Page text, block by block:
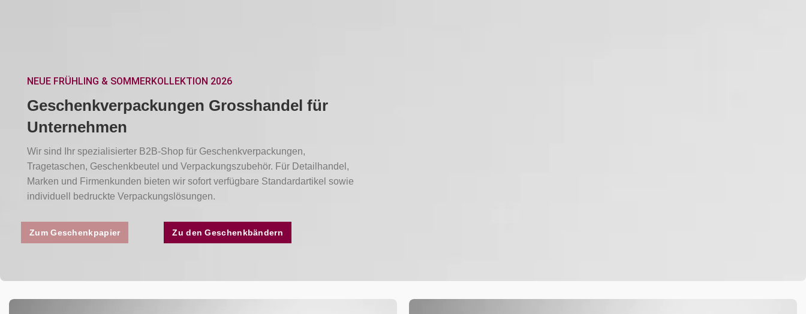
NEUE FRÜHLING & SOMMERKOLLEKTION 2026
Geschenkverpackungen Grosshandel für
Unternehmen
Wir sind Ihr spezialisierter B2B-Shop für Geschenkverpackungen,
Tragetaschen, Geschenkbeutel und Verpackungszubehör. Für Detailhandel,
Marken und Firmenkunden bieten wir sofort verfügbare Standardartikel sowie
individuell bedruckte Verpackungslösungen.
Zum Geschenkpapier Zu den Geschenkbändern